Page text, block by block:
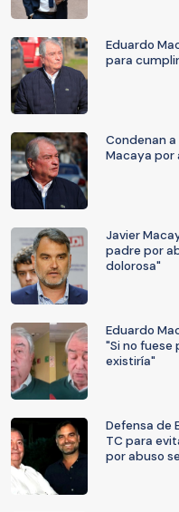
Eduardo
para
Condenan
Macaya por
Javier
padre por
dolorosa"
Eduardo
"Si no fuese
existiría"
Defensa de
TC para
por abuso